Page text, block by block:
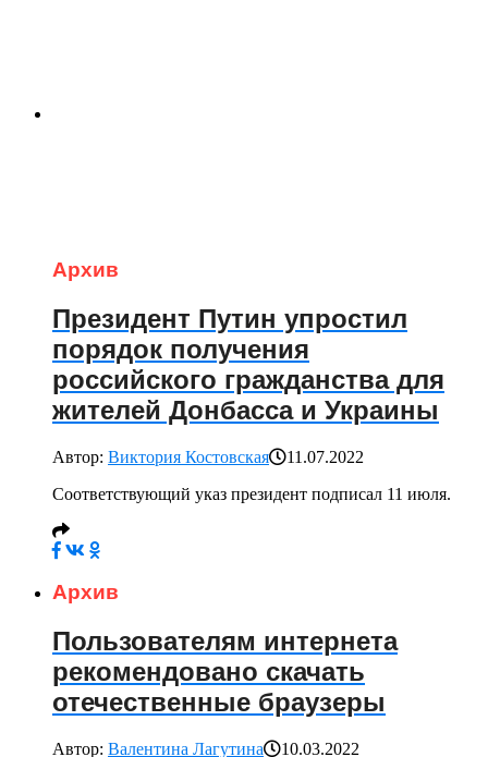
Архив
Президент Путин упростил
порядок получения
российского гражданства для
жителей Донбасса и Украины
Автор: Виктория Костовская
11.07.2022
Соответствующий указ президент подписал 11 июля.
Архив
Пользователям интернета
рекомендовано скачать
отечественные браузеры
Автор: Валентина Лагутина 10.03.2022